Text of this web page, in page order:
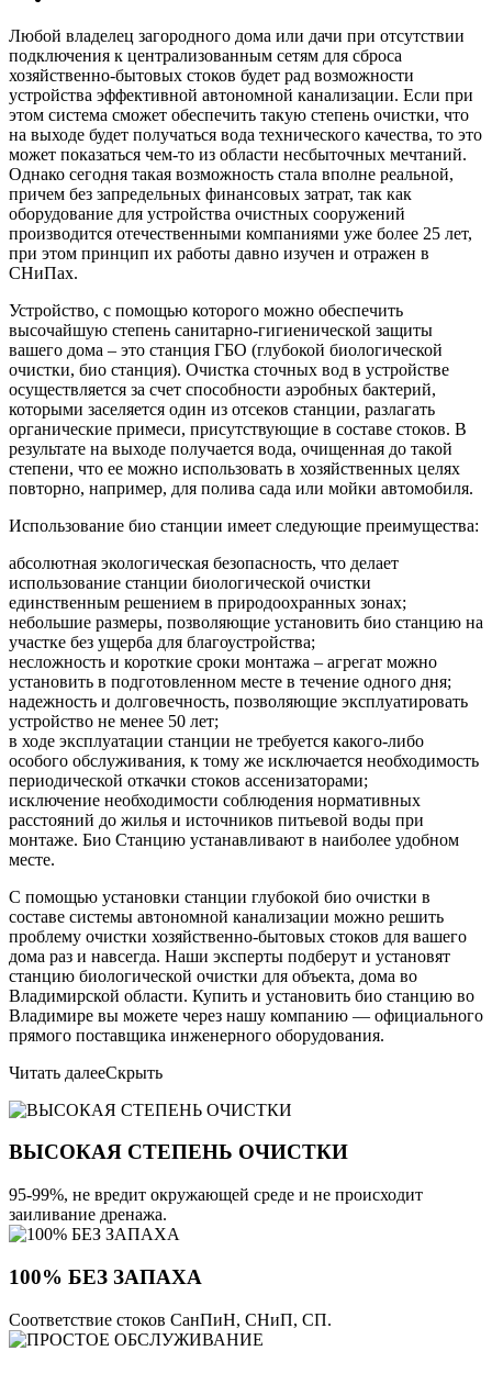
Любой владелец загородного дома или дачи при отсутствии
подключения к централизованным сетям для сброса
хозяйственно-бытовых стоков будет рад возможности
устройства эффективной автономной канализации. Если при
этом система сможет обеспечить такую степень очистки, что
на выходе будет получаться вода технического качества, то это
может показаться чем-то из области несбыточных мечтаний.
Однако сегодня такая возможность стала вполне реальной,
причем без запредельных финансовых затрат, так как
оборудование для устройства очистных сооружений
производится отечественными компаниями уже более 25 лет,
при этом принцип их работы давно изучен и отражен в
СНиПах.
Устройство, с помощью которого можно обеспечить
высочайшую степень санитарно-гигиенической защиты
вашего дома – это станция ГБО (глубокой биологической
очистки, био станция). Очистка сточных вод в устройстве
осуществляется за счет способности аэробных бактерий,
которыми заселяется один из отсеков станции, разлагать
органические примеси, присутствующие в составе стоков. В
результате на выходе получается вода, очищенная до такой
степени, что ее можно использовать в хозяйственных целях
повторно, например, для полива сада или мойки автомобиля.
Использование био станции имеет следующие преимущества:
абсолютная экологическая безопасность, что делает
использование станции биологической очистки
единственным решением в природоохранных зонах;
небольшие размеры, позволяющие установить био станцию на
участке без ущерба для благоустройства;
несложность и короткие сроки монтажа – агрегат можно
установить в подготовленном месте в течение одного дня;
надежность и долговечность, позволяющие эксплуатировать
устройство не менее 50 лет;
в ходе эксплуатации станции не требуется какого-либо
особого обслуживания, к тому же исключается необходимость
периодической откачки стоков ассенизаторами;
исключение необходимости соблюдения нормативных
расстояний до жилья и источников питьевой воды при
монтаже. Био Станцию устанавливают в наиболее удобном
месте.
С помощью установки станции глубокой био очистки в
составе системы автономной канализации можно решить
проблему очистки хозяйственно-бытовых стоков для вашего
дома раз и навсегда. Наши эксперты подберут и установят
станцию биологической очистки для объекта, дома во
Владимирской области. Купить и установить био станцию во
Владимире вы можете через нашу компанию — официального
прямого поставщика инженерного оборудования.
Читать далееСкрыть
ВЫСОКАЯ СТЕПЕНЬ ОЧИСТКИ
95-99%, не вредит окружающей среде и не происходит
заиливание дренажа.
100% БЕЗ ЗАПАХА
Соответствие стоков СанПиН, СНиП, СП.